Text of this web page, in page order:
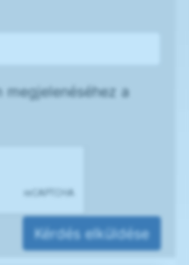
a
Kérdés elküldése